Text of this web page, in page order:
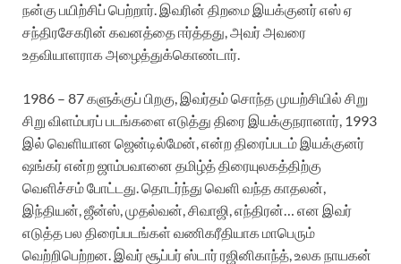
நன்கு பயிற்சிப் பெற்றார். இவரின் திறமை இயக்குனர் எஸ் ஏ
சந்திரசேகரின் கவனத்தை ஈர்த்தது, அவர் அவரை
உதவியாளராக அழைத்துக்கொண்டார்.
1986 – 87 களுக்குப் பிறகு, இவர்தம் சொந்த முயற்சியில் சிறு
சிறு விளம்பரப் படங்களை எடுத்து திரை இயக்குநரானார், 1993
இல் வெளியான ஜென்டில்மேன், என்ற திரைப்படம் இயக்குனர்
ஷங்கர் என்ற ஜாம்பவானை தமிழ்த் திரையுலகத்திற்கு
வெளிச்சம் போட்டது. தொடர்ந்து வெளி வந்த காதலன்,
இந்தியன், ஜீன்ஸ், முதல்வன், சிவாஜி, எந்திரன்… என இவர்
எடுத்த பல திரைப்படங்கள் வணிகரீதியாக மாபெரும்
வெற்றிபெற்றன. இவர் சூப்பர் ஸ்டார் ரஜினிகாந்த், உலக நாயகன்